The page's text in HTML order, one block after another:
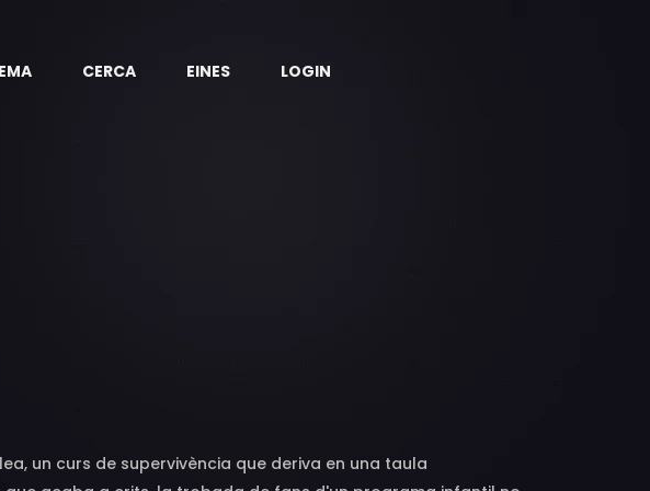
CERCA EINES LOGIN
un curs de supervivència que deriva en una taula